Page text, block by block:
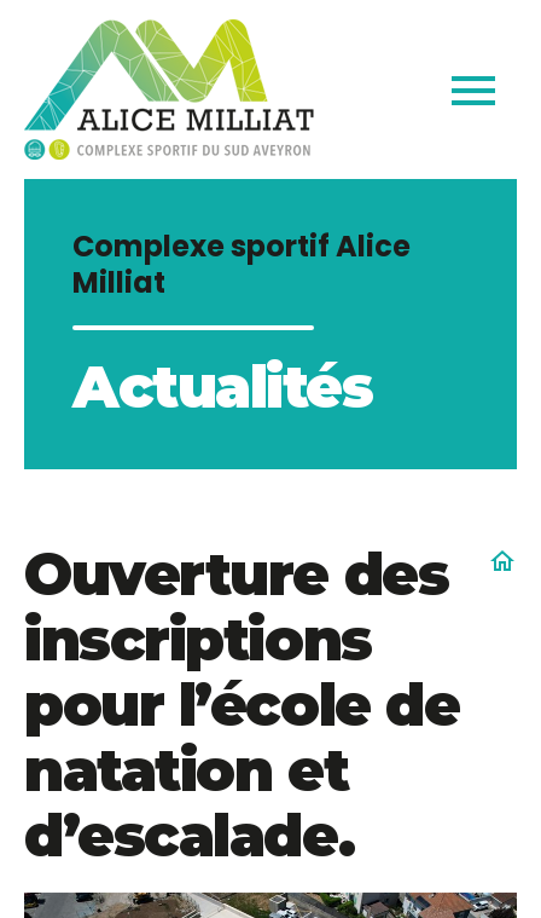
Complexe sportif Alice
Milliat
Actualités
home
Ouverture des
inscriptions
pour l’école de
natation et
d’escalade.